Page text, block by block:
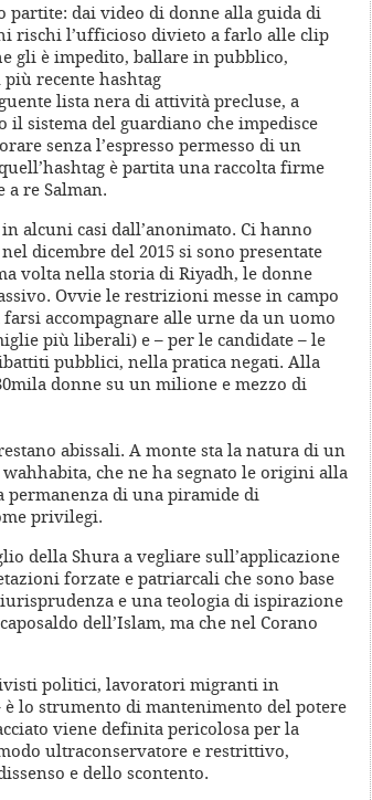
partite: dai video di donne alla guida di
rischi l’ufficioso divieto a farlo alle clip
gli è impedito, ballare in pubblico,
recente hashtag
lista nera di attività precluse, a
sistema del guardiano che impedisce
senza l’espresso permesso di un
è partita una raccolta firme
a re Salman.
alcuni casi dall’anonimato. Ci hanno
dicembre del 2015 si sono presentate
volta nella storia di Riyadh, le donne
Ovvie le restrizioni messe in campo
accompagnare alle urne da un uomo
più liberali) e – per le candidate – le
pubblici, nella pratica negati. Alla
donne su un milione e mezzo di
abissali. A monte sta la natura di un
che ne ha segnato le origini alla
permanenza di una piramide di
privilegi.
della Shura a vegliare sull’applicazione
forzate e patriarcali che sono base
e una teologia di ispirazione
dell’Islam, ma che nel Corano
politici, lavoratori migranti in
lo strumento di mantenimento del potere
viene definita pericolosa per la
ultraconservatore e restrittivo,
e dello scontento.